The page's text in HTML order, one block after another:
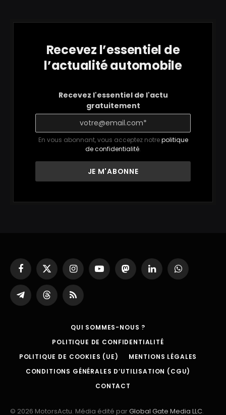
Recevez l’essentiel de
l’actualité automobile
Recevez l'essentiel de l'actu
gratuitement
En vous abonnant, vous acceptez notrepolitique
de confidentialité.
Facebook
X
(Twitter)
InstagramYouTubeMastodonLinkedInWhatsApp
Partager
sur
ThreadsRSS
QUI SOMMES-NOUS ?
POLITIQUE DE CONFIDENTIALITÉ
POLITIQUE DE COOKIES (UE)
MENTIONS LÉGALES
CONDITIONS GÉNÉRALES D’UTILISATION (CGU)
CONTACT
© 2026 MotorsActu. Média édité parGlobal Gate Media LLC.